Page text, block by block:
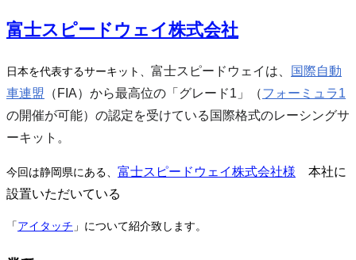
富士スピードウェイ株式会社
日本を代表するサーキット、 富士スピードウェイは、
国際自動
車連盟
（FIA）から最高位の「グレード1」（フォーミュラ1
の開催が可能）の認定を受けている国際格式のレーシングサ
ーキット。
今回は静岡県にある、 富士スピードウェイ株式会社様
本社に
設置いただいている
「 アイタッチ 」について紹介致します。